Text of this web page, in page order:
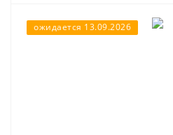
ожидается 13.09.2026